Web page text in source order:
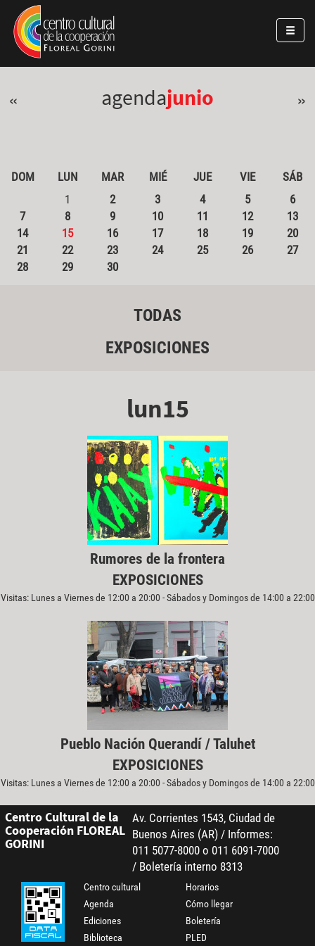
Pasar al contenido principal
Jump to main content
« agendajunio »
DOM LUN MAR MIÉ JUE VIE
SÁB
1
2 3 4 5
6
7
8 9 10 11 12
13
14
15 16 17 18 19
20
21
22 23 24 25 26
27
28
29 30
TODAS
EXPOSICIONES
lun15
Rumores de la frontera
EXPOSICIONES
Visitas: Lunes a Viernes de 12:00 a 20:00 - Sábados y Domingos de 14:00 a 22:00
Pueblo Nación Querandí / Taluhet
EXPOSICIONES
Visitas: Lunes a Viernes de 12:00 a 20:00 - Sábados y Domingos de 14:00 a 22:00
Centro Cultural de la
Cooperación FLOREAL
GORINI
Av. Corrientes 1543, Ciudad de
Buenos Aires (AR) / Informes:
011 5077-8000 o 011 6091-7000
/ Boletería interno 8313
Centro cultural
Agenda
Ediciones
Biblioteca
Horarios
Cómo llegar
Boletería
PLED